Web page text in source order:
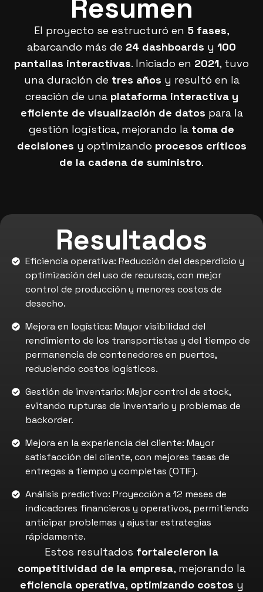
Resumen
El proyecto se estructuró en 5 fases,
abarcando más de 24 dashboards y 100
pantallas interactivas. Iniciado en 2021, tuvo
una duración de tres años y resultó en la
creación de una plataforma interactiva y
eficiente de visualización de datos para la
gestión logística, mejorando la toma de
decisiones y optimizando procesos críticos
de la cadena de suministro.
Resultados
Eficiencia operativa: Reducción del desperdicio y
optimización del uso de recursos, con mejor
control de producción y menores costos de
desecho.
Mejora en logística: Mayor visibilidad del
rendimiento de los transportistas y del tiempo de
permanencia de contenedores en puertos,
reduciendo costos logísticos.
Gestión de inventario: Mejor control de stock,
evitando rupturas de inventario y problemas de
backorder.
Mejora en la experiencia del cliente: Mayor
satisfacción del cliente, con mejores tasas de
entregas a tiempo y completas (OTIF).
Análisis predictivo: Proyección a 12 meses de
indicadores financieros y operativos, permitiendo
anticipar problemas y ajustar estrategias
rápidamente.
Estos resultados fortalecieron la
competitividad de la empresa, mejorando la
eficiencia operativa, optimizando costos y